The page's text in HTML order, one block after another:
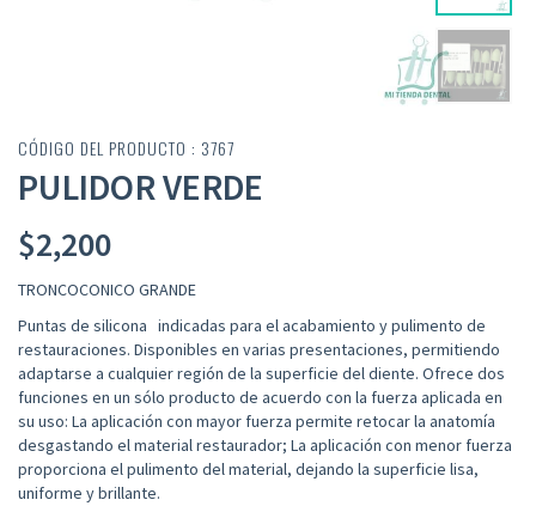
CÓDIGO DEL PRODUCTO : 3767
PULIDOR VERDE
$2,200
TRONCOCONICO GRANDE
Puntas de silicona indicadas para el acabamiento y pulimento de
restauraciones. Disponibles en varias presentaciones, permitiendo
adaptarse a cualquier región de la superficie del diente. Ofrece dos
funciones en un sólo producto de acuerdo con la fuerza aplicada en
su uso: La aplicación con mayor fuerza permite retocar la anatomía
desgastando el material restaurador; La aplicación con menor fuerza
proporciona el pulimento del material, dejando la superficie lisa,
uniforme y brillante.